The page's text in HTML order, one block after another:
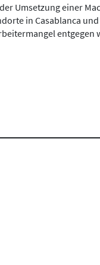
Umsetzung einer
in Casablanca